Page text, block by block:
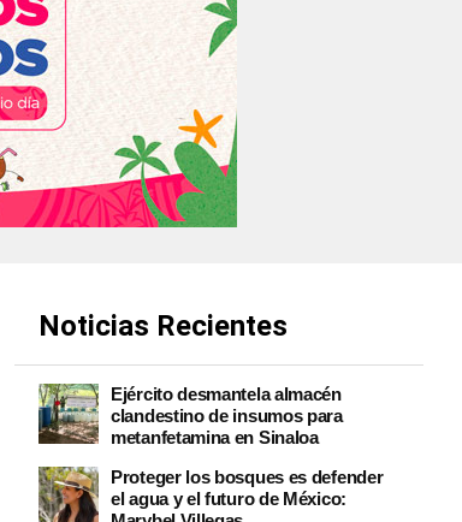
Noticias Recientes
Ejército desmantela almacén
clandestino de insumos para
metanfetamina en Sinaloa
Proteger los bosques es defender
el agua y el futuro de México: